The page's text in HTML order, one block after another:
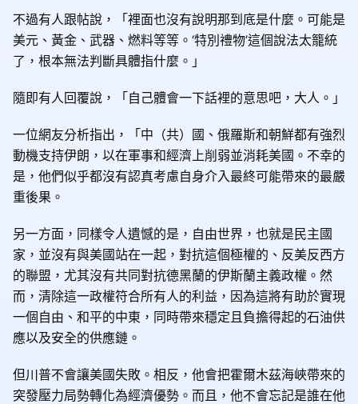
不過有人跟帖說，「裡面也沒有說明那到底是什麼。可能是
美元、黃金、武器、燃料等等。‘特別禮物’這個說法太籠統
了，根本無法判斷具體指什麼。」
隨即有人回覆說，「自己體會一下話裡的意思吧，大人。」
一位網友分析指出，「中（共）國、俄羅斯和朝鮮都有強烈
動機支持伊朗，以在軍事和經濟上削弱並消耗美國。不幸的
是，他們似乎都沒有認真考慮自身介入最終可能帶來的最嚴
重後果。
另一方面，同樣令人遺憾的是，自由世界，也就是民主國
家，並沒有與美國站在一起，對抗這個極權的、反美反西方
的聯盟，尤其沒有共同對抗德黑蘭的伊斯蘭主義政權。然
而，清除這一政權符合所有人的利益，因為這將有助於實現
一個自由、和平的中東，同時帶來穩定且負擔得起的石油供
應以及安全的供應鏈。
但川普不會讓美國失敗。相反，他會把霍爾木茲海峽帶來的
突發壓力局勢轉化為經濟優勢。而且，他不會忘記是誰在他